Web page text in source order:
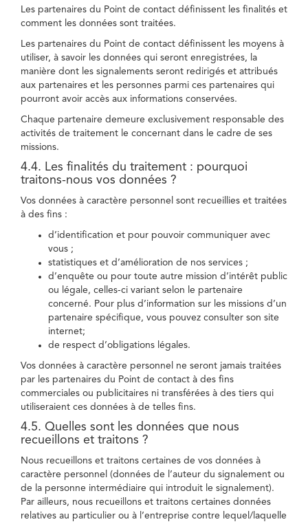
Les partenaires du Point de contact définissent les finalités et
comment les données sont traitées.
Les partenaires du Point de contact définissent les moyens à
utiliser, à savoir les données qui seront enregistrées, la
manière dont les signalements seront redirigés et attribués
aux partenaires et les personnes parmi ces partenaires qui
pourront avoir accès aux informations conservées.
Chaque partenaire demeure exclusivement responsable des
activités de traitement le concernant dans le cadre de ses
missions.
4.4. Les finalités du traitement : pourquoi
traitons-nous vos données ?
Vos données à caractère personnel sont recueillies et traitées
à des fins :
d’identification et pour pouvoir communiquer avec
vous ;
statistiques et d’amélioration de nos services ;
d’enquête ou pour toute autre mission d’intérêt public
ou légale, celles-ci variant selon le partenaire
concerné. Pour plus d’information sur les missions d’un
partenaire spécifique, vous pouvez consulter son site
internet;
de respect d’obligations légales.
Vos données à caractère personnel ne seront jamais traitées
par les partenaires du Point de contact à des fins
commerciales ou publicitaires ni transférées à des tiers qui
utiliseraient ces données à de telles fins.
4.5. Quelles sont les données que nous
recueillons et traitons ?
Nous recueillons et traitons certaines de vos données à
caractère personnel (données de l’auteur du signalement ou
de la personne intermédiaire qui introduit le signalement).
Par ailleurs, nous recueillons et traitons certaines données
relatives au particulier ou à l’entreprise contre lequel/laquelle